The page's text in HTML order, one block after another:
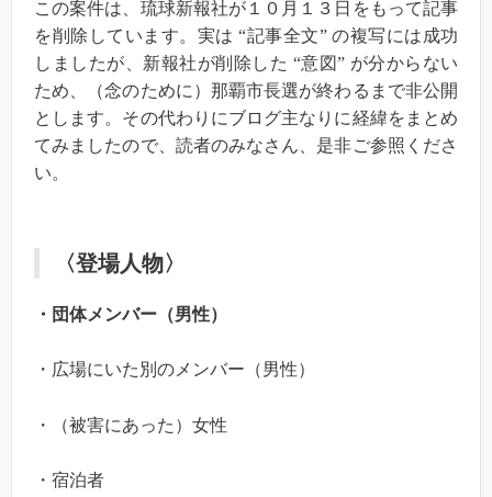
この案件は、琉球新報社が１０月１３日をもって記事
を削除しています。実は “記事全文” の複写には成功
しましたが、新報社が削除した “意図” が分からない
ため、（念のために）那覇市長選が終わるまで非公開
とします。その代わりにブログ主なりに経緯をまとめ
てみましたので、読者のみなさん、是非ご参照くださ
い。
〈登場人物〉
・団体メンバー（男性）
・広場にいた別のメンバー（男性）
・（被害にあった）女性
・宿泊者